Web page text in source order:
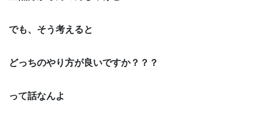
でも、そう考えると
どっちのやり方が良いですか？？？
って話なんよ